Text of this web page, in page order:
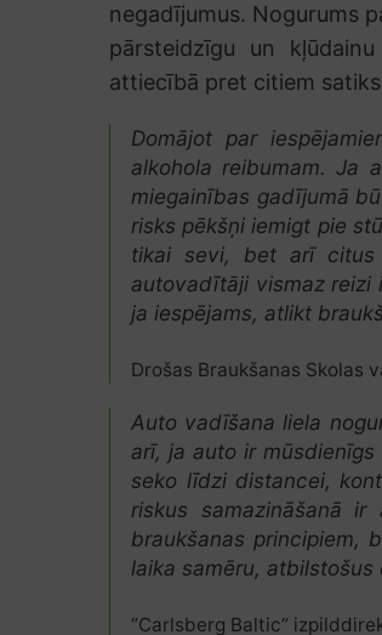
negadījumus. Nogurums
pārsteidzīgu un
attiecībā pret citiem
Domājot par
alkohola reibumam. Ja
miegainības gadījumā
risks pēkšņi iemigt pie
tikai sevi, bet arī citus
autovadītāji vismaz reizi
ja iespējams, atlikt
Drošas Braukšanas Skolas
Auto vadīšana liela
arī, ja auto ir
seko līdzi distancei,
riskus samazināšanā
braukšanas principiem,
laika samēru, atbilstošus
“Carlsberg Baltic”